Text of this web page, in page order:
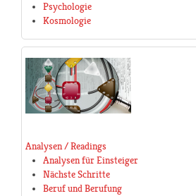
Psychologie
Kosmologie
Analysen / Readings
Analysen für Einsteiger
Nächste Schritte
Beruf und Berufung